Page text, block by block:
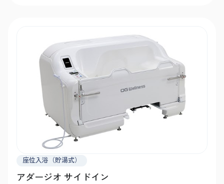
座位入浴（貯湯式）
アダージオ サイドイン